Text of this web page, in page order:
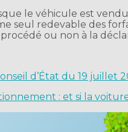
le véhicule est
seul redevable des
procédé ou non à la
d’État du 19 juillet
: et si la